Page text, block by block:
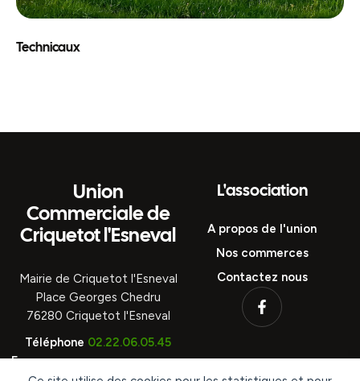
KGS Auto
Union
Commerciale de
Criquetot l'Esneval
Mairie de Criquetot l'Esneval
Place Georges Chedru
76280 Criquetot l'Esneval
Téléphone 02.22.06.05.45
E
L'association
A propos de l'union
Nos commerces
Contactez nous